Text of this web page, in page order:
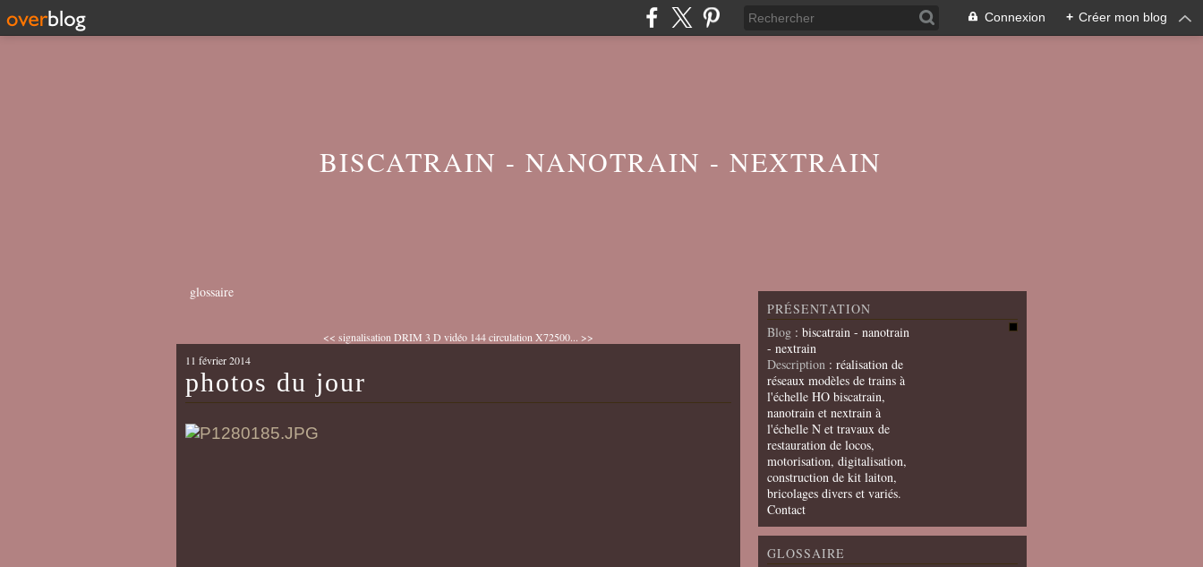
Connexion + Créer mon blog
BISCATRAIN - NANOTRAIN - NEXTRAIN
glossaire
<< signalisation DRIM 3 D vidéo 144 circulation X72500... >>
11 février 2014
photos du jour
PRÉSENTATION
Blog : biscatrain - nanotrain
- nextrain
Description : réalisation de
réseaux modèles de trains à
l'échelle HO biscatrain,
nanotrain et nextrain à
l'échelle N et travaux de
restauration de locos,
motorisation, digitalisation,
construction de kit laiton,
bricolages divers et variés.
Contact
GLOSSAIRE